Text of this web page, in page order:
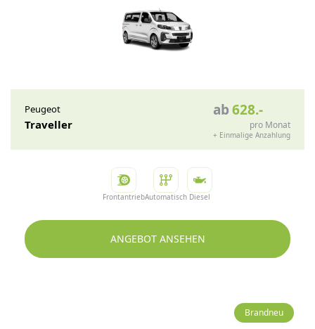
Peugeot
Traveller
ab628.-
pro Monat
+ Einmalige Anzahlung
FrontantriebAutomatisch Diesel
ANGEBOT ANSEHEN
Brandneu